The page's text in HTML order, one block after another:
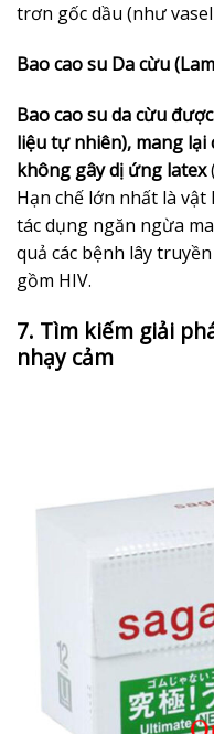
trơn gốc dầu (như
Bao cao su Da cừu
Bao cao su da cừu
liệu tự nhiên), mang lại
không gây dị ứng latex
Hạn chế lớn nhất là vật
tác dụng ngăn ngừa
quả các bệnh lây
gồm HIV.
7. Tìm kiếm giải
nhạy cảm